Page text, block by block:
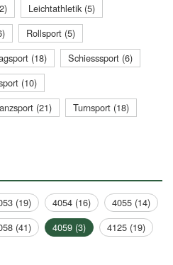
Leichtathletik (5)
Rollsport (5)
(18)
Schiesssport (6)
(10)
(21)
Turnsport (18)
(19) 4054 (16)
4055 (14)
(41) 4059 (3)
4125 (19)